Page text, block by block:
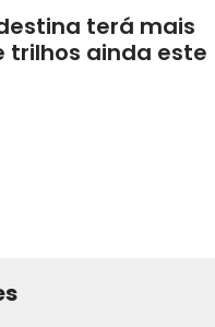
terá mais
trilhos ainda este